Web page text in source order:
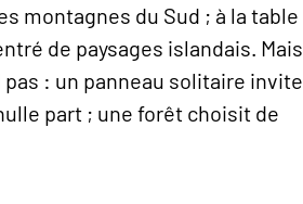
montagnes du Sud ; à la table
de paysages islandais. Mais
pas : un panneau solitaire invite
part ; une forêt choisit de